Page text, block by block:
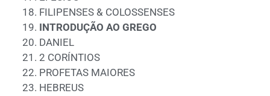
FILIPENSES & COLOSSENSES
INTRODUÇÃO AO GREGO
DANIEL
2 CORÍNTIOS
PROFETAS MAIORES
HEBREUS